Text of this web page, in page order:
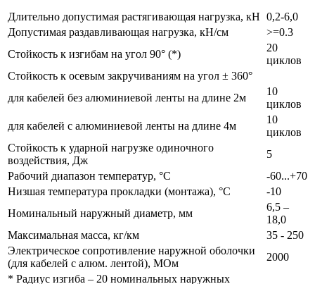
Длительно допустимая растягивающая нагрузка, кН 0,2-6,0
Допустимая раздавливающая нагрузка, кН/см
>=0.3
Стойкость к изгибам на угол 90° (*)
20
циклов
Стойкость к осевым закручиваниям на угол ± 360°
для кабелей без алюминиевой ленты на длине 2м
10
циклов
для кабелей с алюминиевой ленты на длине 4м
10
циклов
Стойкость к ударной нагрузке одиночного
воздействия, Дж
5
Рабочий диапазон температур, °С
-60...+70
Низшая температура прокладки (монтажа), °С
-10
Номинальный наружный диаметр, мм
6,5 –
18,0
Максимальная масса, кг/км
35 - 250
Электрическое сопротивление наружной оболочки
(для кабелей с алюм. лентой), МОм
2000
* Радиус изгиба – 20 номинальных наружных